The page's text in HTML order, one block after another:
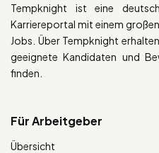
Tempknight ist eine
Karriereportal mit einem
Jobs. Über Tempknight
geeignete Kandidaten und
finden.
Für Arbeitgeber
Übersicht